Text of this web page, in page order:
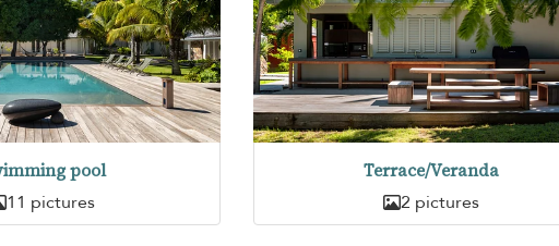
pool
11 pictures
Terrace/Veranda
2 pictures